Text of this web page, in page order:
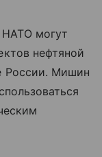
НАТО могут
нефтяной
России. Мишин